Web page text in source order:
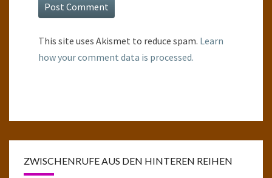
This site uses Akismet to reduce spam. Learn
how your comment data is processed.
ZWISCHENRUFE AUS DEN HINTEREN REIHEN